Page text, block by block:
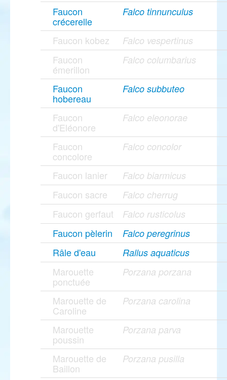
Faucon
crécerelle
Falco tinnunculus
Faucon kobez Falco vespertinus
Faucon
émerillon
Falco columbarius
Faucon
hobereau
Falco subbuteo
Faucon
d'Eléonore
Falco eleonorae
Faucon
concolore
Falco concolor
Faucon lanier Falco biarmicus
Faucon sacre Falco cherrug
Faucon gerfaut Falco rusticolus
Faucon pèlerin Falco peregrinus
Râle d'eau Rallus aquaticus
Marouette
ponctuée
Porzana porzana
Marouette de
Caroline
Porzana carolina
Marouette
poussin
Porzana parva
Marouette de
Baillon
Porzana pusilla